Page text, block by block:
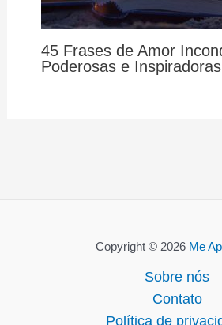
45 Frases de Amor
Poderosas e Inspiradoras
Copyright © 2026 Me
Sobre nós
Contato
Política de